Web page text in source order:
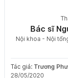
Bác sĩ
Nội khoa - Nội
Tác giả: Trương
28/05/2020